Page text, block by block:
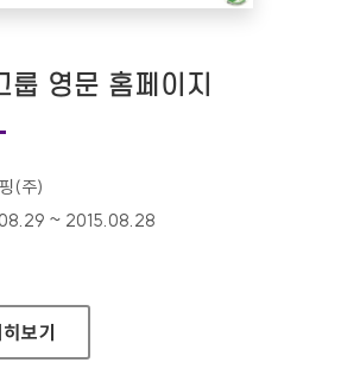
룹 영문 홈페이지
(주)
:
~ 2015.08.28
룹 영문 홈페이지
보기